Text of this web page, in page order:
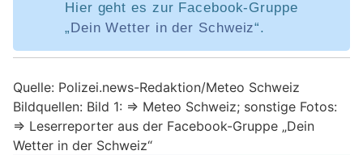
Hier geht es zur Facebook-Gruppe
„ Dein Wetter in der Schweiz“.
Quelle: Polizei.news-Redaktion/Meteo Schweiz
Bildquellen: Bild 1: => Meteo Schweiz; sonstige Fotos:
=> Leserreporter aus der Facebook-Gruppe „Dein
Wetter in der Schweiz“